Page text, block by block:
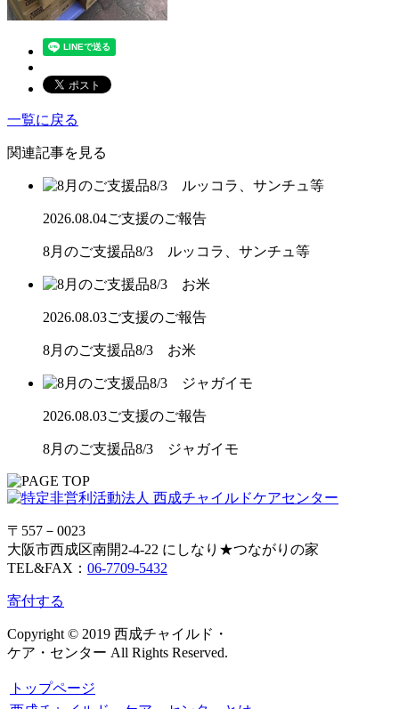
一覧に戻る
関連記事を見る
2026.08.04ご支援のご報告
8月のご支援品8/3 ルッコラ、サンチュ等
2026.08.03ご支援のご報告
8月のご支援品8/3 お米
2026.08.03ご支援のご報告
8月のご支援品8/3 ジャガイモ
〒557－0023
大阪市西成区南開2-4-22 にしなり★つながりの家
TEL&FAX： 06-7709-5432
寄付する
Copyright © 2019 西成チャイルド・
ケア・センター All Rights Reserved.
トップページ